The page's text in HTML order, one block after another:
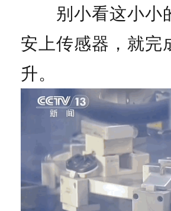
别小看这小小
安上传感器，就完
升。